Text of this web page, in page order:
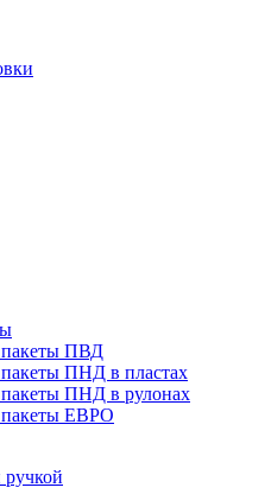
ПВД
ПНД в пластах
ПНД в рулонах
ЕВРО
ручкой